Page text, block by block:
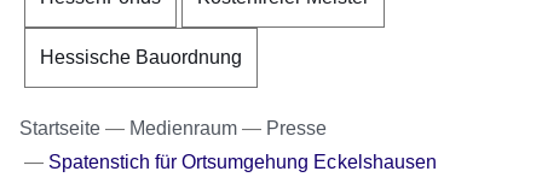
Hessische Bauordnung
Startseite Medienraum
Presse
Spatenstich für Ortsumgehung Eckelshausen